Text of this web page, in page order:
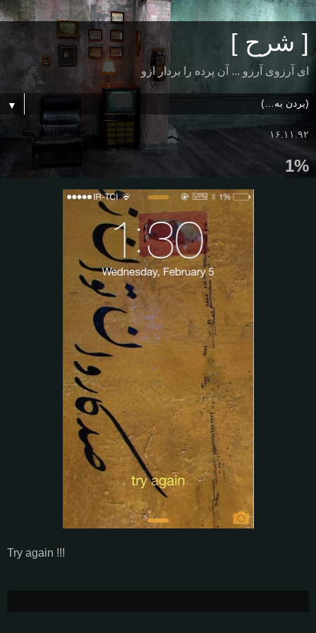
[ شرح ]
ای آرزوی آرزو ... آن پرده را بردار ازو
▼
۱۶.۱۱.۹۲
1%
Try again !!!